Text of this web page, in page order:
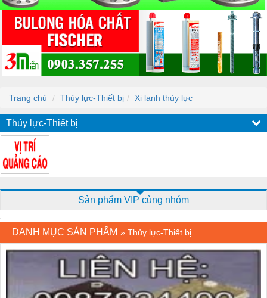
Trang chủ Thủy lực-Thiết bị Xi lanh thủy lực
Thủy lực-Thiết bị
Sản phẩm VIP cùng nhóm
DANH MỤC SẢN PHẨM » Thủy lực-Thiết bị